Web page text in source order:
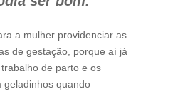
a mulher providenciar as
de gestação, porque aí já
de parto e os
geladinhos quando